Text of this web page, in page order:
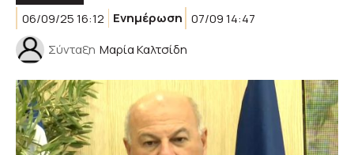
06/09/25 16:12
Ενημέρωση 07/09 14:47
Σύνταξη Μαρία Καλτσίδη